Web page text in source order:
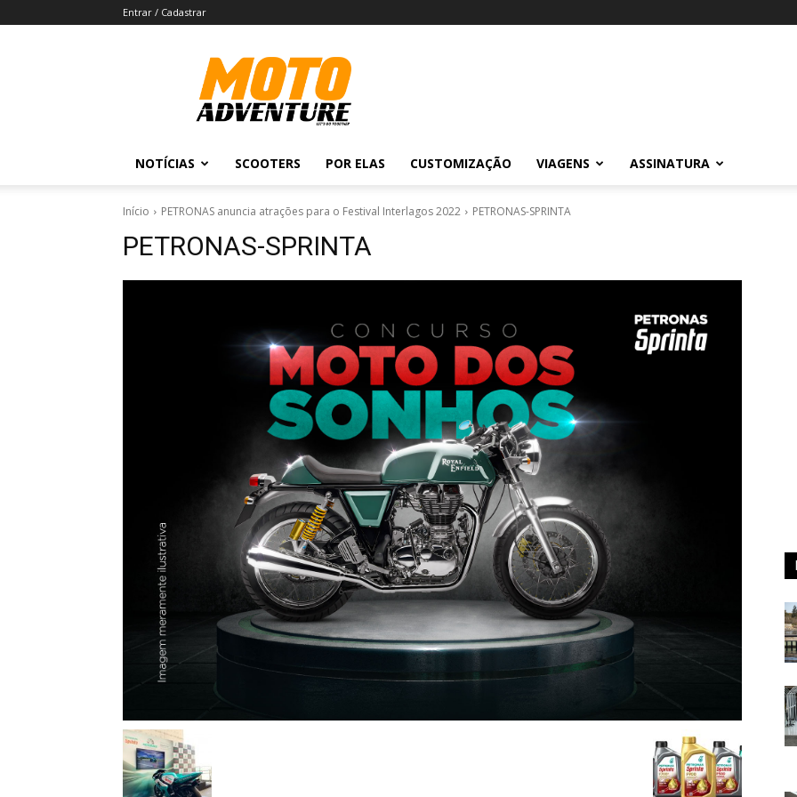
Entrar / Cadastrar
Revista
Moto
Adventure
NOTÍCIAS SCOOTERS POR ELAS CUSTOMIZAÇÃO VIAGENS ASSINATURA
Início PETRONAS anuncia atrações para o Festival Interlagos 2022 PETRONAS-SPRINTA
PETRONAS-SPRINTA